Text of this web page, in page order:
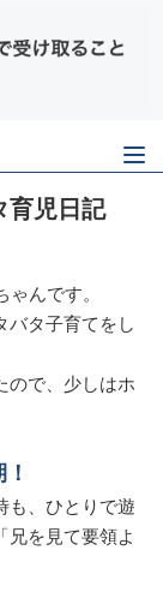
育児日記
んです。
バタ子育てをし
ので、少しはホ
も、ひとりで遊
兄を見て要領よ